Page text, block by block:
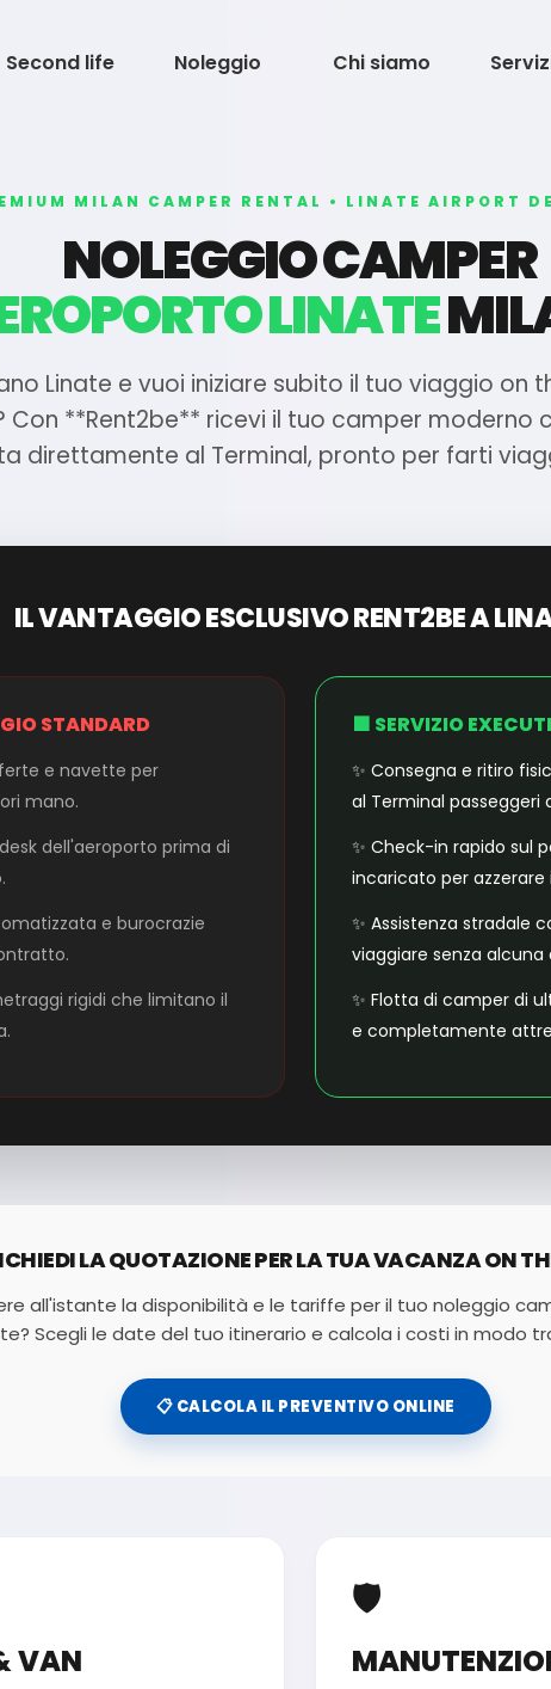
Second life Noleggio Chi siamo
MILAN CAMPER RENTAL • LINATE AIRPORT
NOLEGGIO CAMPER
LINATE
Linate e vuoi iniziare subito il tuo viaggio on
**Rent2be** ricevi il tuo camper moderno
direttamente al Terminal, pronto per farti
IL VANTAGGIO ESCLUSIVO RENT2BE A
STANDARD
e navette per
mano.
dell'aeroporto prima di
e burocrazie
rigidi che limitano il
🟩 SERVIZIO
✨ Consegna e ritiro
al Terminal passeggeri
✨ Check-in rapido sul
incaricato per
✨ Assistenza stradale
viaggiare senza alcuna
✨ Flotta di camper di
e completamente
LA QUOTAZIONE PER LA TUA VACANZA ON
all'istante la disponibilità e le tariffe per il tuo noleggio
Scegli le date del tuo itinerario e calcola i costi in modo
📋 CALCOLA IL PREVENTIVO ONLINE
VAN
🛡️